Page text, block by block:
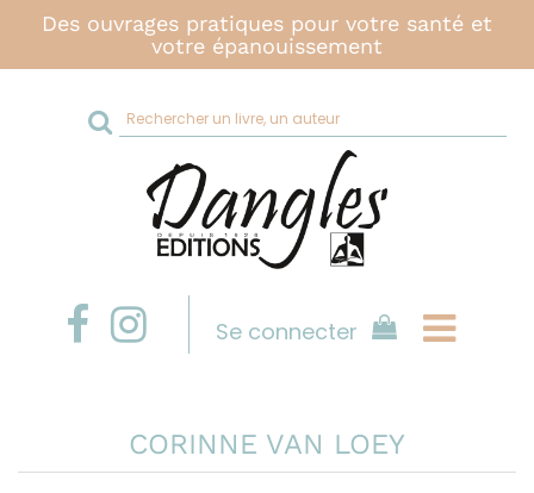
Des ouvrages pratiques pour votre santé et
votre épanouissement
Rechercher
sur
site
Se connecter
CORINNE VAN LOEY